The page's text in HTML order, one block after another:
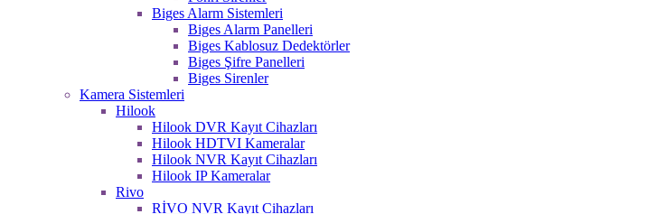
Biges Alarm Sistemleri
Biges Alarm Panelleri
Biges Kablosuz Dedektörler
Biges Şifre Panelleri
Biges Sirenler
Kamera Sistemleri
Hilook
Hilook DVR Kayıt Cihazları
Hilook HDTVI Kameralar
Hilook NVR Kayıt Cihazları
Hilook IP Kameralar
Rivo
RİVO NVR Kayıt Cihazları